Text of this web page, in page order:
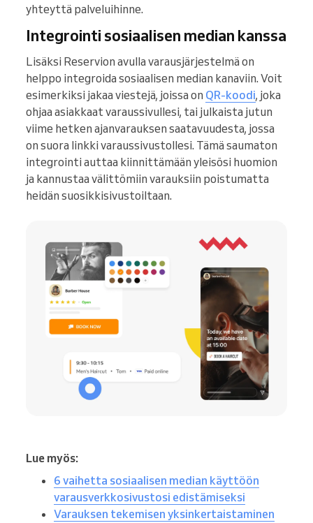
yhteyttä palveluihinne.
Integrointi sosiaalisen median kanssa
Lisäksi Reservion avulla varausjärjestelmä on
helppo integroida sosiaalisen median kanaviin. Voit
esimerkiksi jakaa viestejä, joissa on QR-koodi, joka
ohjaa asiakkaat varaussivullesi, tai julkaista jutun
viime hetken ajanvarauksen saatavuudesta, jossa
on suora linkki varaussivustollesi. Tämä saumaton
integrointi auttaa kiinnittämään yleisösi huomion
ja kannustaa välittömiin varauksiin poistumatta
heidän suosikkisivustoiltaan.
Lue myös:
6 vaihetta sosiaalisen median käyttöön
varausverkkosivustosi edistämiseksi
Varauksen tekemisen yksinkertaistaminen